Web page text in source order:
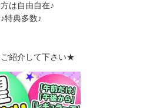
は自由自在♪
特典多数♪
紹介して下さい★